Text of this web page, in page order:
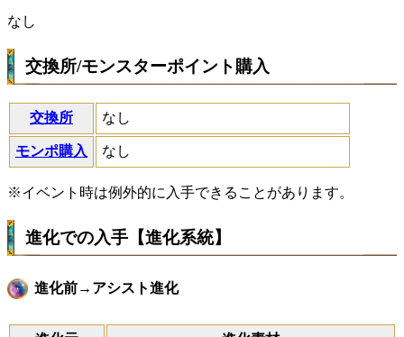
なし
交換所/モンスターポイント購入
交換所 なし
モンポ購入 なし
※イベント時は例外的に入手できることがあります。
進化での入手【進化系統】
進化前→アシスト進化